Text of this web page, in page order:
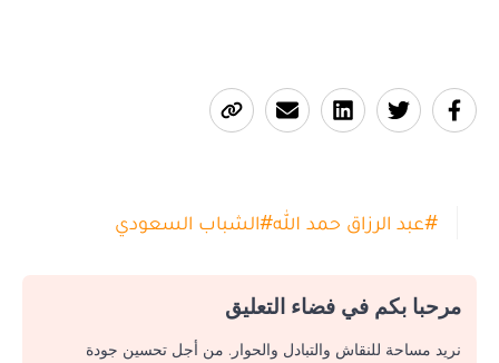
#عبد الرزاق حمد الله#الشباب السعودي
مرحبا بكم في فضاء التعليق
نريد مساحة للنقاش والتبادل والحوار. من أجل تحسين جودة